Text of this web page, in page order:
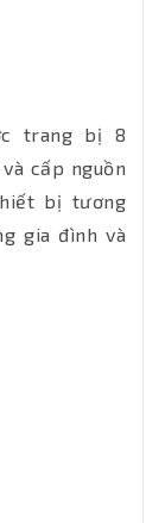
luồng
trang bị 8
cấp nguồn
bị tương
gia đình và